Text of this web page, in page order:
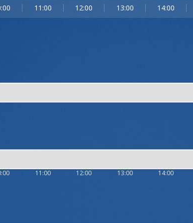
11:00 12:00 13:00 14:00
11:00 12:00 13:00 14:00